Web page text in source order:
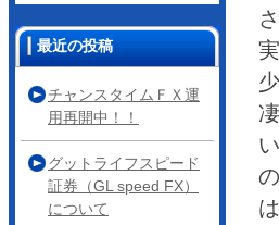
最近の投稿
チャンスタイムＦＸ運
用再開中！！
グットライフスピード
証券（GL speed FX）
について